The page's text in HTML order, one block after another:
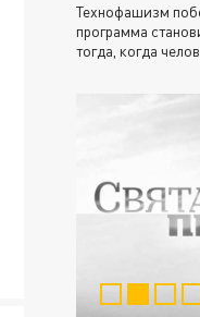
Технофашизм
программа
тогда, когда